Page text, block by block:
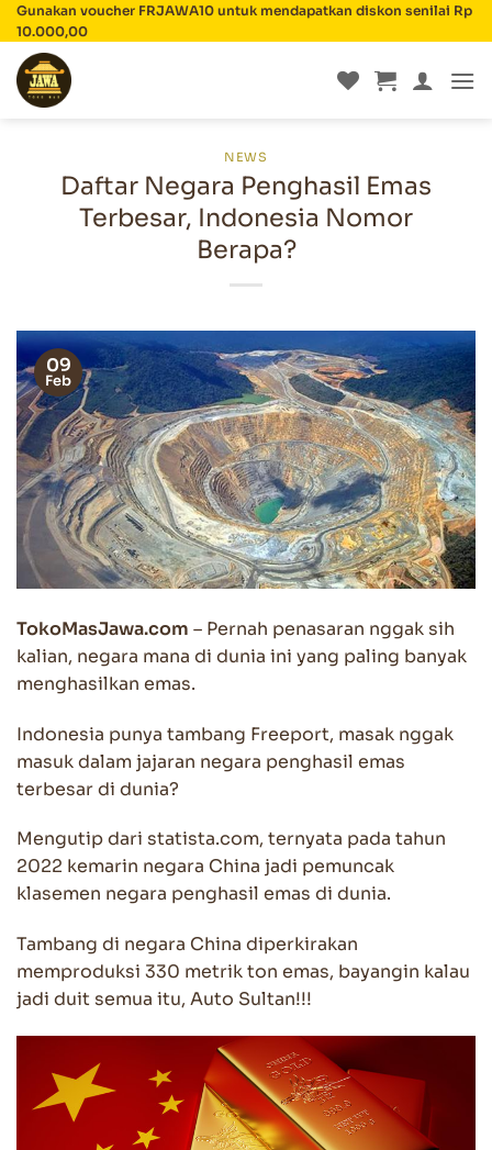
Skip
to
content
Gunakan voucher FRJAWA10 untuk mendapatkan diskon senilai Rp
10.000,00
NEWS
Daftar Negara Penghasil Emas
Terbesar, Indonesia Nomor
Berapa?
09
Feb
TokoMasJawa.com – Pernah penasaran nggak sih
kalian, negara mana di dunia ini yang paling banyak
menghasilkan emas.
Indonesia punya tambang Freeport, masak nggak
masuk dalam jajaran negara penghasil emas
terbesar di dunia?
Mengutip dari statista.com, ternyata pada tahun
2022 kemarin negara China jadi pemuncak
klasemen negara penghasil emas di dunia.
Tambang di negara China diperkirakan
memproduksi 330 metrik ton emas, bayangin kalau
jadi duit semua itu, Auto Sultan!!!